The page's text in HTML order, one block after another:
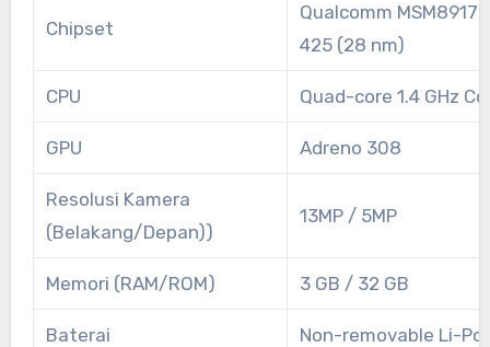
Chipset
Qualcomm MSM8917
425 (28 nm)
CPU Quad-core 1.4 GHz
GPU Adreno 308
Resolusi Kamera
(Belakang/Depan))
13MP / 5MP
Memori (RAM/ROM) 3 GB / 32 GB
Baterai Non-removable Li-Po